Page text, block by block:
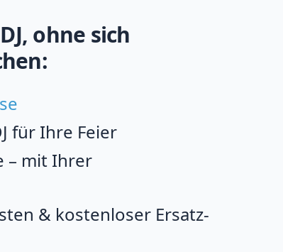
ohne sich
für Ihre Feier
– mit Ihrer
& kostenloser Ersatz-